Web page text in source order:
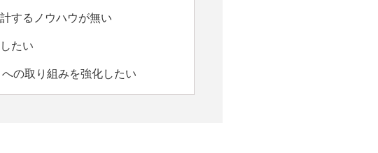
するノウハウが無い
たい
の取り組みを強化したい